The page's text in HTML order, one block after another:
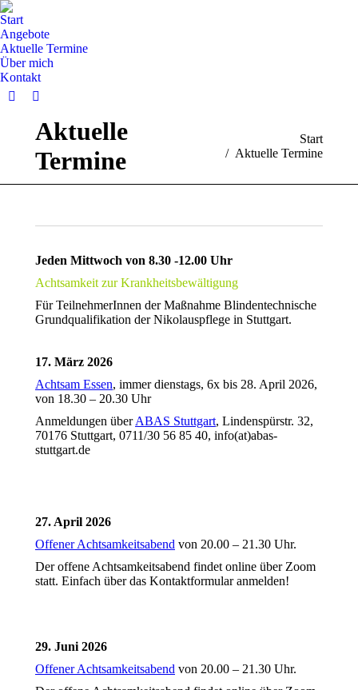
Start
Angebote
Aktuelle Termine
Über mich
Kontakt
Facebook
opens
Instagram
page
opens
in
Aktuelle
Termine
Sie befinden sich hier:
Start
Aktuelle Termine
Jeden Mittwoch von 8.30 -12.00 Uhr
Achtsamkeit zur Krankheitsbewältigung
Für TeilnehmerInnen der Maßnahme Blindentechnische
Grundqualifikation der Nikolauspflege in Stuttgart.
17. März 2026
Achtsam Essen, immer dienstags, 6x bis 28. April 2026,
von 18.30 – 20.30 Uhr
Anmeldungen überABAS Stuttgart, Lindenspürstr. 32,
70176 Stuttgart, 0711/30 56 85 40, info(at)abas-
stuttgart.de
27. April 2026
Offener Achtsamkeitsabend von 20.00 – 21.30 Uhr.
Der offene Achtsamkeitsabend findet online über Zoom
statt. Einfach über das Kontaktformular anmelden!
29. Juni 2026
Offener Achtsamkeitsabend von 20.00 – 21.30 Uhr.